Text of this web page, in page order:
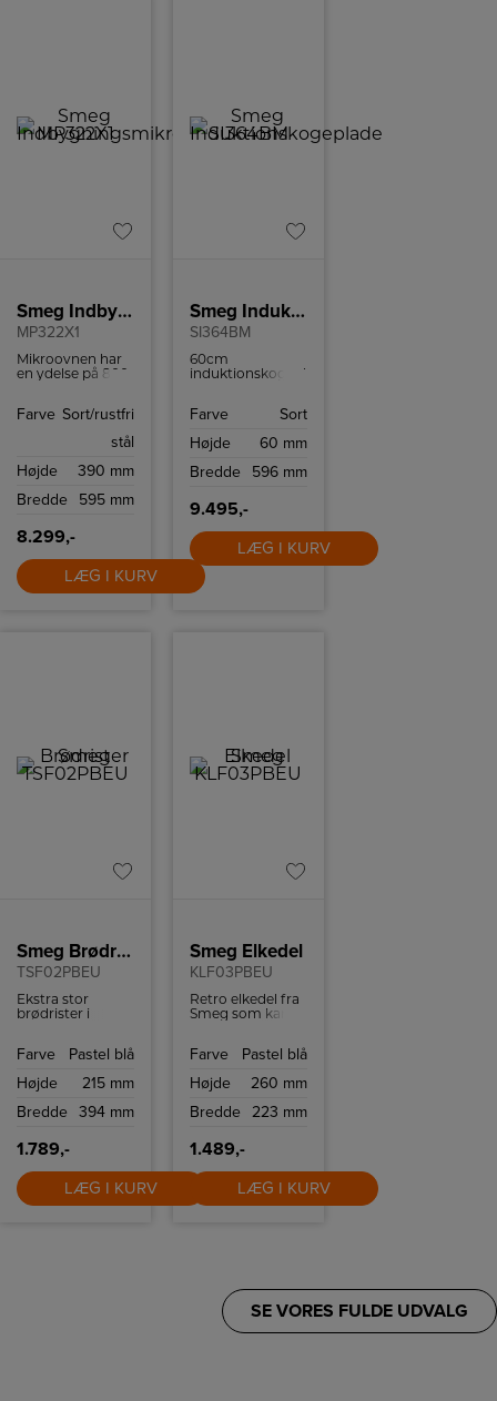
Smeg Indbygningsmikroovn
MP322X1
Mikroovnen har
en ydelse på 800
Farve Sort/rustfri
stål
Højde
390 mm
Bredde
595 mm
8.299,-
LÆG I KURV
Smeg Induktionskogeplade
SI364BM
60cm
induktionskogeplade
elegant design
teknologi.
Farve
Sort
Højde
60 mm
Bredde
596 mm
9.495,-
LÆG I KURV
Smeg Brødrister
TSF02PBEU
Ekstra stor
brødrister i
med plads til 4
Brødristeren har
ristningsindstillinger
funktion.
Farve
Pastel blå
Højde
215 mm
Bredde
394 mm
1.789,-
LÆG I KURV
Smeg Elkedel
KLF03PBEU
Retro elkedel fra
Smeg som kan
tørkogningssikring
ved 100ºC.
Farve
Pastel blå
Højde
260 mm
Bredde
223 mm
1.489,-
LÆG I KURV
SE VORES FULDE UDVALG